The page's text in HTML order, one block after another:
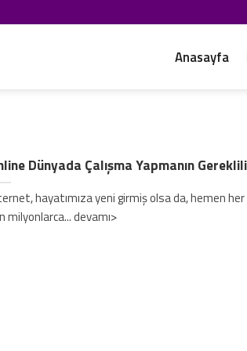
Anasayfa
Dünyada Çalışma Yapmanın
hayatımıza yeni girmiş olsa da, hemen
milyonlarca... devamı>